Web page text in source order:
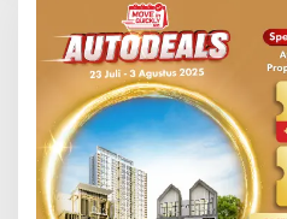
D
R
A
N
E
W
S
L
N
K